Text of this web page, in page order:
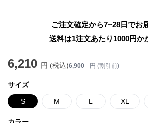
ご注文確定から7~28日でお
送料は1注文あたり 1000円か
6,210 円 (税込)6,900 円 (割引前)
サイズ
S M L XL